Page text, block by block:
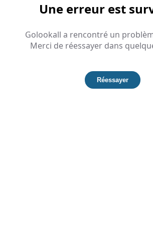
Une erreur est
Golookall a rencontré un
Merci de réessayer dans
Réessayer